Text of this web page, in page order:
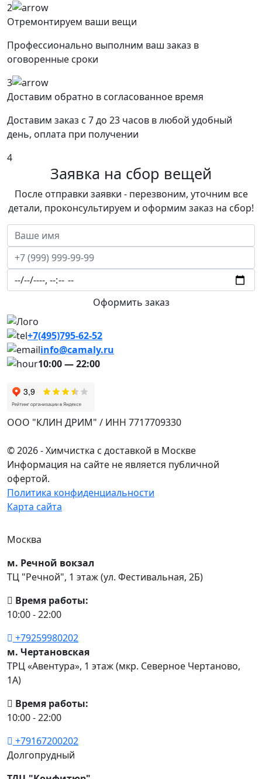
2
Отремонтируем ваши вещи
Профессионально выполним ваш заказ в
оговоренные сроки
3
Доставим обратно в согласованное время
Доставим заказ с 7 до 23 часов в любой удобный
день, оплата при получении
4
Заявка на сбор вещей
После отправки заявки - перезвоним, уточним все
детали, проконсультируем и оформим заказ на сбор!
Оформить заказ
+7(495)795-62-52
info@camaly.ru
10:00 — 22:00
ОOO "КЛИН ДРИМ" / ИНН 7717709330
© 2026 - Химчистка с доставкой в Москве
Информация на сайте не является публичной
офертой.
Политика конфиденциальности
Карта сайта
Москва
м. Речной вокзал
ТЦ "Речной", 1 этаж (ул. Фестивальная, 2Б)
Время работы:
10:00 - 22:00
+79259980202
м. Чертановская
ТРЦ «Авентура», 1 этаж (мкр. Северное Чертаново,
1А)
Время работы:
10:00 - 22:00
+79167200202
Долгопрудный